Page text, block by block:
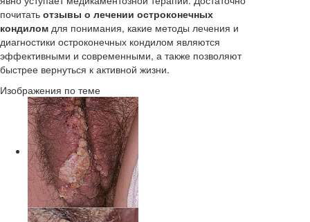
почитать отзывы о лечении остроконечных
кондилом для понимания, какие методы лечения и
диагностики остроконечных кондилом являются
эффективными и современными, а также позволяют
быстрее вернуться к активной жизни.
Изображения по теме